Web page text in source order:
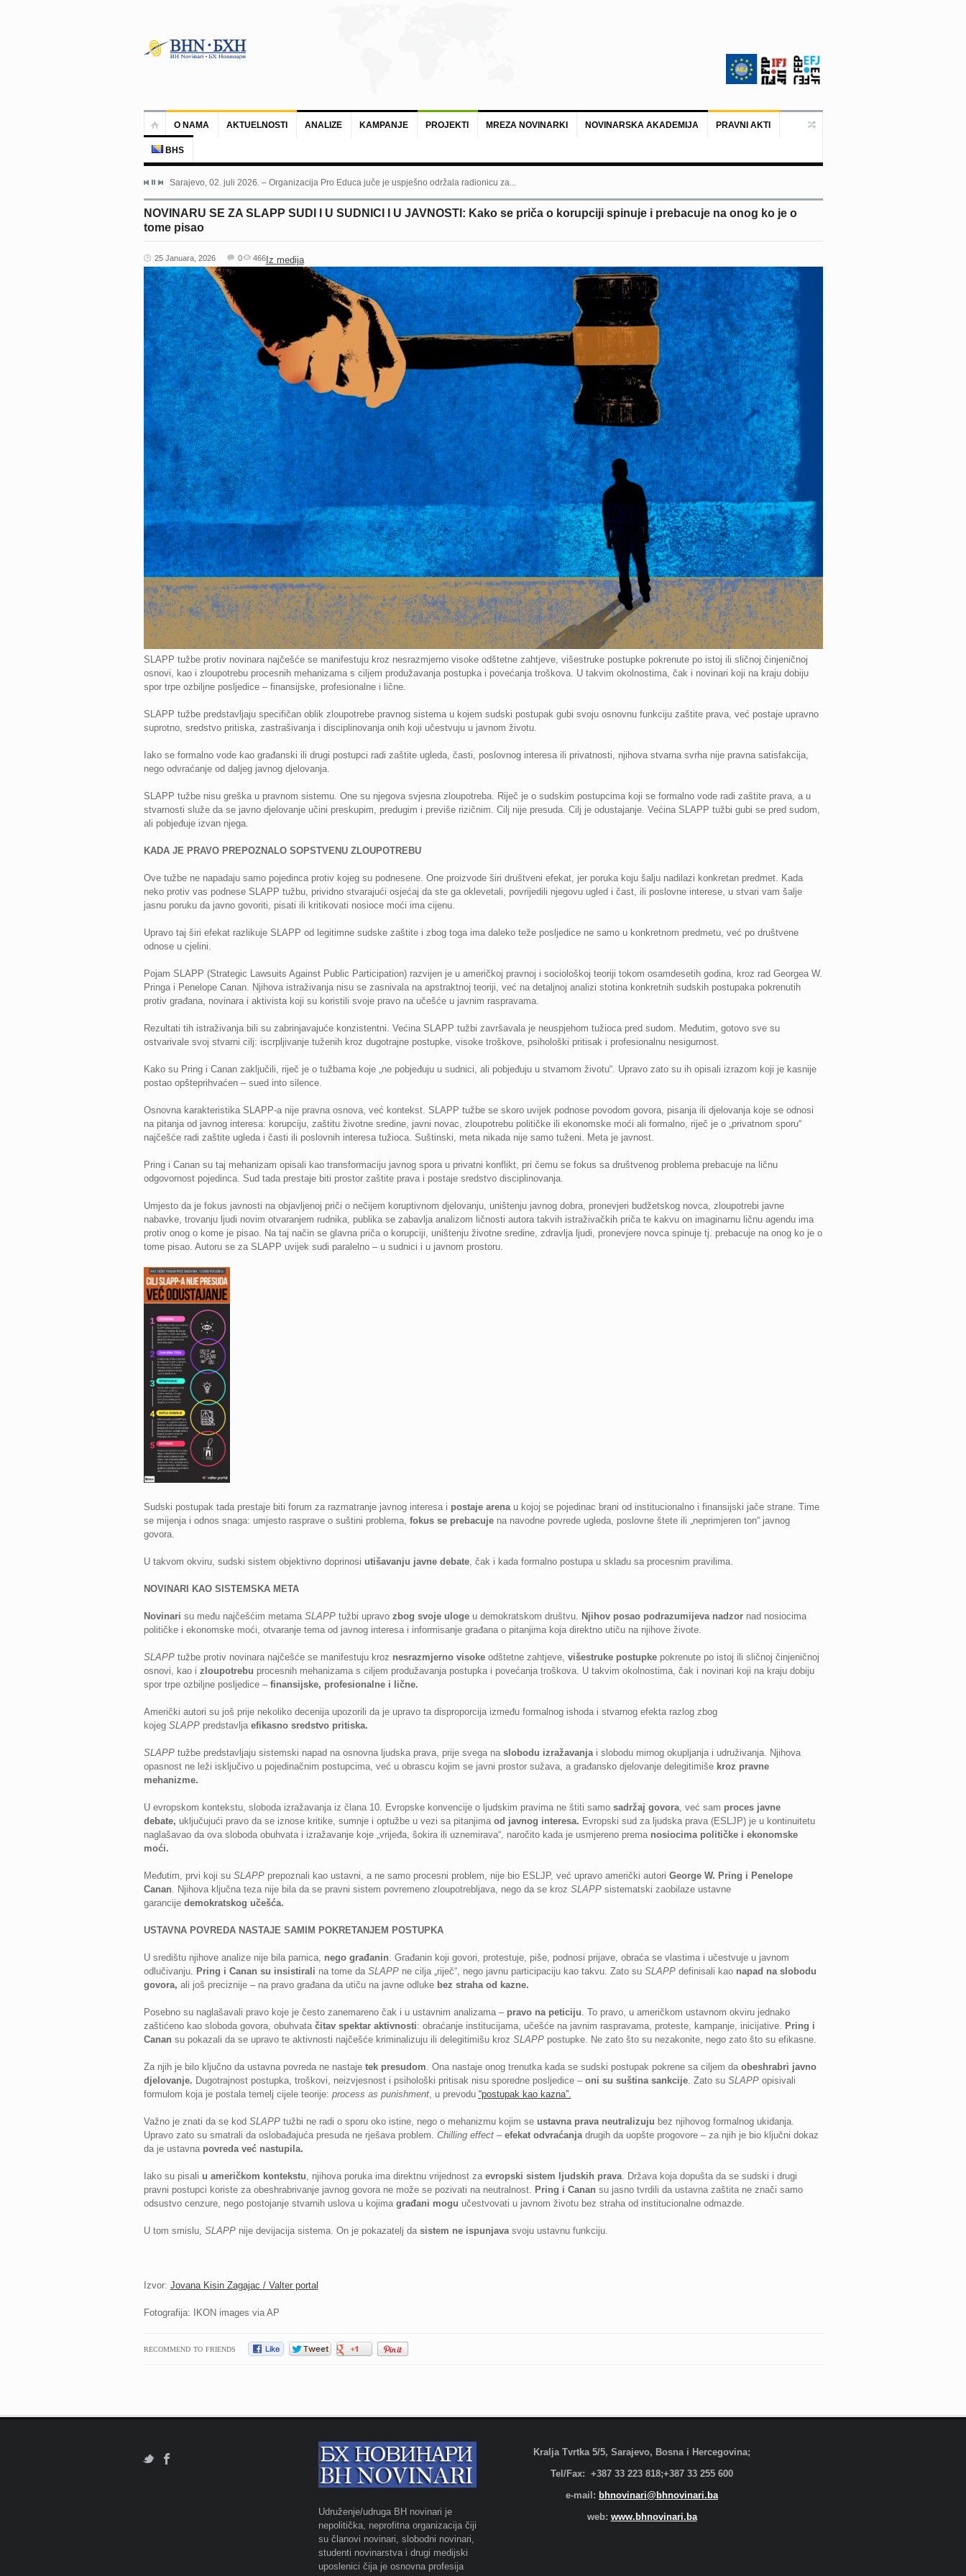
O NAMA AKTUELNOSTI ANALIZE KAMPANJE PROJEKTI MREZA NOVINARKI NOVINARSKA AKADEMIJA PRAVNI AKTI
BHS
Sarajevo, 02. juli 2026. – Organizacija Pro Educa juče je uspješno održala radionicu za...
NOVINARU SE ZA SLAPP SUDI I U SUDNICI I U JAVNOSTI: Kako se priča o korupciji spinuje i prebacuje na onog ko je o
tome pisao
25 Januara, 2026 Iz medija
0 466
SLAPP tužbe protiv novinara najčešće se manifestuju kroz nesrazmjerno visoke odštetne zahtjeve, višestruke postupke pokrenute po istoj ili sličnoj činjeničnoj
osnovi, kao i zloupotrebu procesnih mehanizama s ciljem produžavanja postupka i povećanja troškova. U takvim okolnostima, čak i novinari koji na kraju dobiju
spor trpe ozbiljne posljedice – finansijske, profesionalne i lične.
SLAPP tužbe predstavljaju specifičan oblik zloupotrebe pravnog sistema u kojem sudski postupak gubi svoju osnovnu funkciju zaštite prava, već postaje upravno
suprotno, sredstvo pritiska, zastrašivanja i disciplinovanja onih koji učestvuju u javnom životu.
Iako se formalno vode kao građanski ili drugi postupci radi zaštite ugleda, časti, poslovnog interesa ili privatnosti, njihova stvarna svrha nije pravna satisfakcija,
nego odvraćanje od daljeg javnog djelovanja.
SLAPP tužbe nisu greška u pravnom sistemu. One su njegova svjesna zloupotreba. Riječ je o sudskim postupcima koji se formalno vode radi zaštite prava, a u
stvarnosti služe da se javno djelovanje učini preskupim, predugim i previše rizičnim. Cilj nije presuda. Cilj je odustajanje. Većina SLAPP tužbi gubi se pred sudom,
ali pobjeđuje izvan njega.
KADA JE PRAVO PREPOZNALO SOPSTVENU ZLOUPOTREBU
Ove tužbe ne napadaju samo pojedinca protiv kojeg su podnesene. One proizvode širi društveni efekat, jer poruka koju šalju nadilazi konkretan predmet. Kada
neko protiv vas podnese SLAPP tužbu, prividno stvarajući osjećaj da ste ga oklevetali, povrijedili njegovu ugled i čast, ili poslovne interese, u stvari vam šalje
jasnu poruku da javno govoriti, pisati ili kritikovati nosioce moći ima cijenu.
Upravo taj širi efekat razlikuje SLAPP od legitimne sudske zaštite i zbog toga ima daleko teže posljedice ne samo u konkretnom predmetu, već po društvene
odnose u cjelini.
Pojam SLAPP (Strategic Lawsuits Against Public Participation) razvijen je u američkoj pravnoj i sociološkoj teoriji tokom osamdesetih godina, kroz rad Georgea W.
Pringa i Penelope Canan. Njihova istraživanja nisu se zasnivala na apstraktnoj teoriji, već na detaljnoj analizi stotina konkretnih sudskih postupaka pokrenutih
protiv građana, novinara i aktivista koji su koristili svoje pravo na učešće u javnim raspravama.
Rezultati tih istraživanja bili su zabrinjavajuće konzistentni. Većina SLAPP tužbi završavala je neuspjehom tužioca pred sudom. Međutim, gotovo sve su
ostvarivale svoj stvarni cilj: iscrpljivanje tuženih kroz dugotrajne postupke, visoke troškove, psihološki pritisak i profesionalnu nesigurnost.
Kako su Pring i Canan zaključili, riječ je o tužbama koje „ne pobjeđuju u sudnici, ali pobjeđuju u stvarnom životu“. Upravo zato su ih opisali izrazom koji je kasnije
postao opšteprihvaćen – sued into silence.
Osnovna karakteristika SLAPP-a nije pravna osnova, već kontekst. SLAPP tužbe se skoro uvijek podnose povodom govora, pisanja ili djelovanja koje se odnosi
na pitanja od javnog interesa: korupciju, zaštitu životne sredine, javni novac, zloupotrebu političke ili ekonomske moći ali formalno, riječ je o „privatnom sporu“
najčešće radi zaštite ugleda i časti ili poslovnih interesa tužioca. Suštinski, meta nikada nije samo tuženi. Meta je javnost.
Pring i Canan su taj mehanizam opisali kao transformaciju javnog spora u privatni konflikt, pri čemu se fokus sa društvenog problema prebacuje na ličnu
odgovornost pojedinca. Sud tada prestaje biti prostor zaštite prava i postaje sredstvo disciplinovanja.
Umjesto da je fokus javnosti na objavljenoj priči o nečijem koruptivnom djelovanju, uništenju javnog dobra, pronevjeri budžetskog novca, zloupotrebi javne
nabavke, trovanju ljudi novim otvaranjem rudnika, publika se zabavlja analizom ličnosti autora takvih istraživačkih priča te kakvu on imaginarnu ličnu agendu ima
protiv onog o kome je pisao. Na taj način se glavna priča o korupciji, uništenju životne sredine, zdravlja ljudi, pronevjere novca spinuje tj. prebacuje na onog ko je o
tome pisao. Autoru se za SLAPP uvijek sudi paralelno – u sudnici i u javnom prostoru.
Sudski postupak tada prestaje biti forum za razmatranje javnog interesa i postaje arenau kojoj se pojedinac brani od institucionalno i finansijski jače strane. Time
se mijenja i odnos snaga: umjesto rasprave o suštini problema, fokus se prebacujena navodne povrede ugleda, poslovne štete ili „neprimjeren ton“ javnog
govora.
U takvom okviru, sudski sistem objektivno doprinosi utišavanju javne debate, čak i kada formalno postupa u skladu sa procesnim pravilima.
NOVINARI KAO SISTEMSKA META
Novinari su među najčešćim metama SLAPPtužbi upravo zbog svoje ulogeu demokratskom društvu. Njihov posao podrazumijeva nadzornad nosiocima
političke i ekonomske moći, otvaranje tema od javnog interesa i informisanje građana o pitanjima koja direktno utiču na njihove živote.
SLAPPtužbe protiv novinara najčešće se manifestuju kroz nesrazmjerno visokeodštetne zahtjeve, višestruke postupkepokrenute po istoj ili sličnoj činjeničnoj
osnovi, kao i zloupotrebu procesnih mehanizama s ciljem produžavanja postupka i povećanja troškova. U takvim okolnostima, čak i novinari koji na kraju dobiju
spor trpe ozbiljne posljedice – finansijske, profesionalne i lične.
Američki autori su još prije nekoliko decenija upozorili da je upravo ta disproporcija između formalnog ishoda i stvarnog efekta razlog zbog
kojeg SLAPPpredstavlja efikasno sredstvo pritiska.
SLAPPtužbe predstavljaju sistemski napad na osnovna ljudska prava, prije svega na slobodu izražavanjai slobodu mirnog okupljanja i udruživanja. Njihova
opasnost ne leži isključivo u pojedinačnim postupcima, već u obrascu kojim se javni prostor sužava, a građansko djelovanje delegitimiše kroz pravne
mehanizme.
U evropskom kontekstu, sloboda izražavanja iz člana 10. Evropske konvencije o ljudskim pravima ne štiti samo sadržaj govora, već sam proces javne
debate, uključujući pravo da se iznose kritike, sumnje i optužbe u vezi sa pitanjima od javnog interesa. Evropski sud za ljudska prava (ESLJP) je u kontinuitetu
naglašavao da ova sloboda obuhvata i izražavanje koje „vrijeđa, šokira ili uznemirava“, naročito kada je usmjereno prema nosiocima političke i ekonomske
moći.
Međutim, prvi koji su SLAPPprepoznali kao ustavni, a ne samo procesni problem, nije bio ESLJP, već upravo američki autori George W. Pring i Penelope
Canan. Njihova ključna teza nije bila da se pravni sistem povremeno zloupotrebljava, nego da se kroz SLAPPsistematski zaobilaze ustavne
garancije demokratskog učešća.
USTAVNA POVREDA NASTAJE SAMIM POKRETANJEM POSTUPKA
U središtu njihove analize nije bila parnica, nego građanin. Građanin koji govori, protestuje, piše, podnosi prijave, obraća se vlastima i učestvuje u javnom
odlučivanju. Pring i Canan su insistirali na tome da SLAPPne cilja „riječ“, nego javnu participaciju kao takvu. Zato su SLAPPdefinisali kao napad na slobodu
govora, ali još preciznije – na pravo građana da utiču na javne odluke bez straha od kazne.
Posebno su naglašavali pravo koje je često zanemareno čak i u ustavnim analizama – pravo na peticiju. To pravo, u američkom ustavnom okviru jednako
zaštićeno kao sloboda govora, obuhvata čitav spektar aktivnosti: obraćanje institucijama, učešće na javnim raspravama, proteste, kampanje, inicijative. Pring i
Canan su pokazali da se upravo te aktivnosti najčešće kriminalizuju ili delegitimišu kroz SLAPP postupke. Ne zato što su nezakonite, nego zato što su efikasne.
Za njih je bilo ključno da ustavna povreda ne nastaje tek presudom. Ona nastaje onog trenutka kada se sudski postupak pokrene sa ciljem da obeshrabri javno
djelovanje. Dugotrajnost postupka, troškovi, neizvjesnost i psihološki pritisak nisu sporedne posljedice – oni su suština sankcije. Zato su SLAPP opisivali
formulom koja je postala temelj cijele teorije: process as punishment, u prevodu “postupak kao kazna”.
Važno je znati da se kod SLAPPtužbi ne radi o sporu oko istine, nego o mehanizmu kojim se ustavna prava neutralizuju bez njihovog formalnog ukidanja.
Upravo zato su smatrali da oslobađajuća presuda ne rješava problem. Chilling effect– efekat odvraćanjadrugih da uopšte progovore – za njih je bio ključni dokaz
da je ustavna povreda već nastupila.
Iako su pisali u američkom kontekstu, njihova poruka ima direktnu vrijednost za evropski sistem ljudskih prava. Država koja dopušta da se sudski i drugi
pravni postupci koriste za obeshrabrivanje javnog govora ne može se pozivati na neutralnost. Pring i Canan su jasno tvrdili da ustavna zaštita ne znači samo
odsustvo cenzure, nego postojanje stvarnih uslova u kojima građani mogu učestvovati u javnom životu bez straha od institucionalne odmazde.
U tom smislu, SLAPPnije devijacija sistema. On je pokazatelj da sistem ne ispunjavasvoju ustavnu funkciju.
Izvor: Jovana Kisin Zagajac / Valter portal
Fotografija: IKON images via AP
RECOMMEND TO FRIENDS
Udruženje/udruga BH novinari je
nepolitička, neprofitna organizacija čiji
su članovi novinari, slobodni novinari,
studenti novinarstva i drugi medijski
uposlenici čija je osnovna profesija
Kralja Tvrtka 5/5, Sarajevo, Bosna i Hercegovina;
Tel/Fax: +387 33 223 818;+387 33 255 600
e-mail: bhnovinari@bhnovinari.ba
web: www.bhnovinari.ba